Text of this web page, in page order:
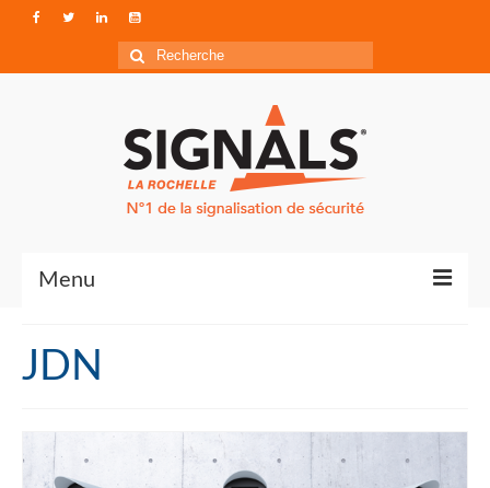
Rechercher
:
Menu
Qui sommes-nous ?
Accéder à Signals
JDN